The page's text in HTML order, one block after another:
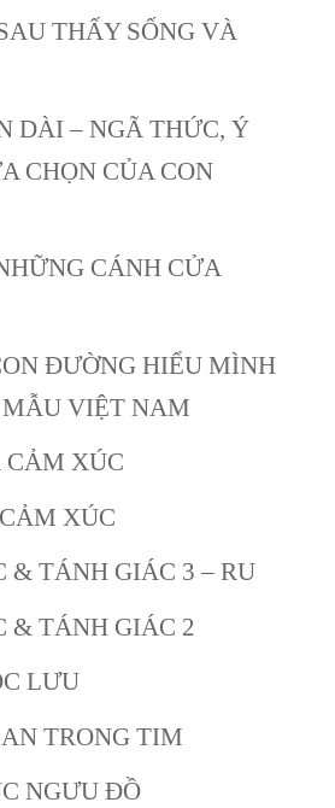
THẤY SỐNG VÀ
DÀI – NGÃ THỨC, Ý
CHỌN CỦA CON
CÁNH CỬA
ĐƯỜNG HIỂU MÌNH
VIỆT NAM
CẢM XÚC
XÚC
& TÁNH GIÁC 3 – RU
& TÁNH GIÁC 2
LƯU
TRONG TIM
NGƯU ĐỒ